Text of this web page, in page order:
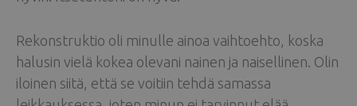
Rekonstruktio oli minulle ainoa vaihtoehto, koska
halusin vielä kokea olevani nainen ja naisellinen. Olin
iloinen siitä, että se voitiin tehdä samassa